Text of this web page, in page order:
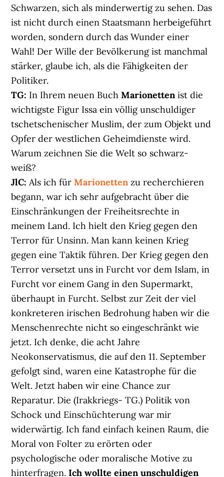
Schwarzen, sich als minderwertig zu sehen. Das
ist nicht durch einen Staatsmann herbeigeführt
worden, sondern durch das Wunder einer
Wahl! Der Wille der Bevölkerung ist manchmal
stärker, glaube ich, als die Fähigkeiten der
Politiker.
TG: In Ihrem neuen BuchMarionettenist die
wichtigste Figur Issa ein völlig unschuldiger
tschetschenischer Muslim, der zum Objekt und
Opfer der westlichen Geheimdienste wird.
Warum zeichnen Sie die Welt so schwarz-
weiß?
JlC: Als ich fürMarionettenzu recherchieren
begann, war ich sehr aufgebracht über die
Einschränkungen der Freiheitsrechte in
meinem Land. Ich hielt den Krieg gegen den
Terror für Unsinn. Man kann keinen Krieg
gegen eine Taktik führen. Der Krieg gegen den
Terror versetzt uns in Furcht vor dem Islam, in
Furcht vor einem Gang in den Supermarkt,
überhaupt in Furcht. Selbst zur Zeit der viel
konkreteren irischen Bedrohung haben wir die
Menschenrechte nicht so eingeschränkt wie
jetzt. Ich denke, die acht Jahre
Neokonservatismus, die auf den 11. September
gefolgt sind, waren eine Katastrophe für die
Welt. Jetzt haben wir eine Chance zur
Reparatur. Die (Irakkriegs- TG.) Politik von
Schock und Einschüchterung war mir
widerwärtig. Ich fand einfach keinen Raum, die
Moral von Folter zu erörten oder
psychologische oder moralische Motive zu
hinterfragen.Ich wollte einen unschuldigen